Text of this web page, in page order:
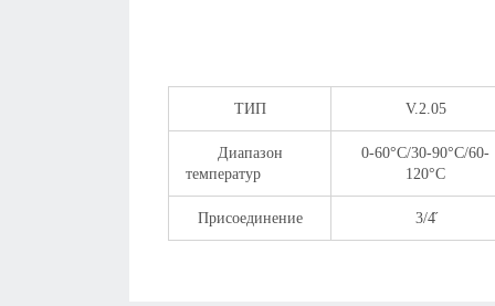
ТИП V.2.05
Диапазон
температур
0-60°С/30-90°С/60-
120°С
Присоединение 3/4̋